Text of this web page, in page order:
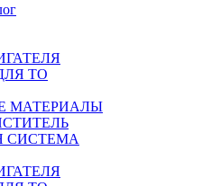
ТО
МАТЕРИАЛЫ
СИСТЕМА